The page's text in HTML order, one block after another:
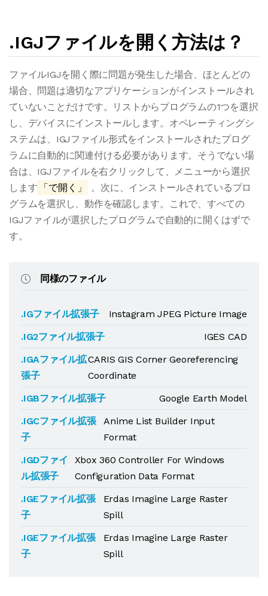
.IGJファイルを開く方法は？
ファイルIGJを開く際に問題が発生した場合、ほとんどの
場合、問題は適切なアプリケーションがインストールされ
ていないことだけです。リストからプログラムの1つを選択
し、デバイスにインストールします。オペレーティングシ
ステムは、IGJファイル形式をインストールされたプログ
ラムに自動的に関連付ける必要があります。そうでない場
合は、IGJファイルを右クリックして、メニューから選択
します
「で開く」
。次に、インストールされているプロ
グラムを選択し、動作を確認します。これで、すべての
IGJファイルが選択したプログラムで自動的に開くはずで
す。
同様のファイル
.IGファイル拡張子
Instagram JPEG Picture Image
.IG2ファイル拡張子
IGES CAD
.IGAファイル拡
張子
CARIS GIS Corner Georeferencing
Coordinate
.IGBファイル拡張子
Google Earth Model
.IGCファイル拡張
子
Anime List Builder Input
Format
.IGDファイ
ル拡張子
Xbox 360 Controller For Windows
Configuration Data Format
.IGEファイル拡張
子
Erdas Imagine Large Raster
Spill
.IGEファイル拡張
子
Erdas Imagine Large Raster
Spill